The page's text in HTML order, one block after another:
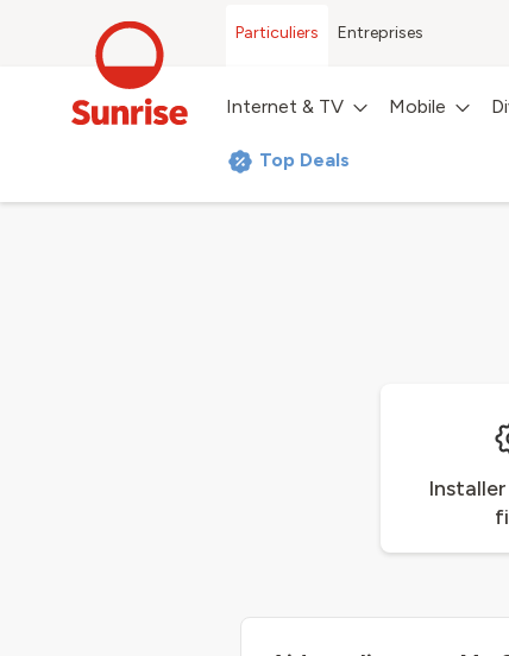
Particuliers Entreprises
Internet & TV Mobile
Top Deals